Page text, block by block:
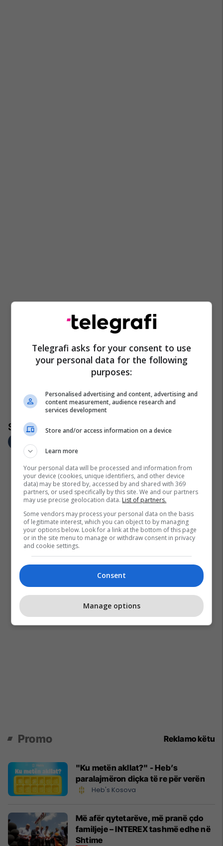
Promo Reklamo këtu
"Ku metën akllat?" - Heb’s
paralajmëron diçka të re për verën
Heb's Kosova
Më afër qytetarëve, më pranë çdo
familjeje – INTEREX tashmë edhe në
Shtime
Telegrafi asks for your consent to use
your personal data for the following
purposes:
Personalised advertising and content, advertising and
content measurement, audience research and
services development
Store and/or access information on a device
Learn more
Your personal data will be processed and information from
your device (cookies, unique identifiers, and other device
data) may be stored by, accessed by and shared with 369
partners, or used specifically by this site. We and our partners
may use precise geolocation data. List of partners.
Some vendors may process your personal data on the basis
of legitimate interest, which you can object to by managing
your options below. Look for a link at the bottom of this page
or in the site menu to manage or withdraw consent in privacy
and cookie settings.
Consent
Manage options